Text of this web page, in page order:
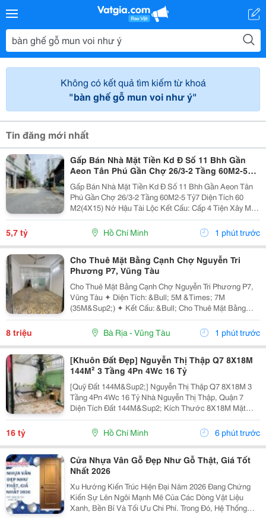
Không có kết quả tìm kiếm từ khoá
"bàn ghế gỗ mun voi như ý"
Tin đăng mới nhất
Gấp Bán Nhà Mặt Tiền Kd Đ Số 11 Bhh Gần
Aeon Tân Phú Gần Chợ 26/3-2 Tầng 60M2-5
Tỷ7
Gấp Bán Nhà Mặt Tiền Kd Đ Số 11 Bhh Gần Aeon Tân
Phú Gần Chợ 26/3-2 Tầng 60M2-5 Tỷ7 Diện Tích 60
M2(4X15) Nở Hậu Tài Lộc Kết Cấu: Cấp 4 Tiện Xây Mới
Khu Vực Xây Cao Tầng Ở Hoặc Cho Thuê Có Dòng Tiền
Vị Trí Tuyệt Đẹp Gần Chợ 26/3 Ngay Kênh Tham...
5,7 tỷ Hồ Chí Minh 1 phút trước
Cho Thuê Mặt Bằng Cạnh Chợ Nguyễn Tri
Phương P7, Vũng Tàu
Cho Thuê Mặt Bằng Cạnh Chợ Nguyễn Tri Phương P7,
Vũng Tàu ✦ Diện Tích: &Bull; 5M &Times; 7M
(35M&Sup2;) ✦ Kết Cấu: &Bull; Cho Thuê Mặt Bằng
Tầng Trệt &Bull; Lối Đi Chung Với Chủ Nhà &Bull;
Không Ở Lại Qua Đêm ✦ Nội Thất: &Bull; Bàn Giao
8 triệu Bà Rịa - Vũng Tàu 1 phút trước
[Khuôn Đất Đẹp] Nguyễn Thị Thập Q7 8X18M
144M² 3 Tầng 4Pn 4Wc 16 Tỷ
[Quỹ Đất 144M&Sup2;] Nguyễn Thị Thập Q7 8X18M 3
Tầng 4Pn 4Wc 16 Tỷ Nhà Nguyễn Thị Thập, Quận 7
Diện Tích Đất 144M&Sup2; Kích Thước 8X18M Mặt
Ngang 8M Kết Cấu 3 Tầng 4 Phòng Ngủ &Ndash; 4
Toilet. Thông Tin Nhanh 8X18M 144M&Sup2; Đất Ngang
16 tỷ Hồ Chí Minh 6 phút trước
Cửa Nhựa Vân Gỗ Đẹp Như Gỗ Thật, Giá Tốt
Nhất 2026
Xu Hướng Kiến Trúc Hiện Đại Năm 2026 Đang Chứng
Kiến Sự Lên Ngôi Mạnh Mẽ Của Các Dòng Vật Liệu
Xanh, Bền Bỉ Và Tối Ưu Chi Phí. Trong Đó, Hệ Thống